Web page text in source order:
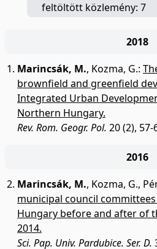
feltöltött közlemény: 7
2018
Marincsák, M., Kozma, G.:
brownfield and greenfield
Integrated Urban
Northern Hungary.
Rev. Rom. Geogr. Pol. 20 (2), 57-
2016
Marincsák, M., Kozma, G.,
municipal council
Hungary before and after of
2014.
Sci. Pap. Univ. Pardubice. Ser. D.